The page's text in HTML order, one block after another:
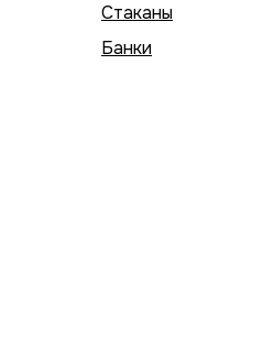
Стаканы
Банки